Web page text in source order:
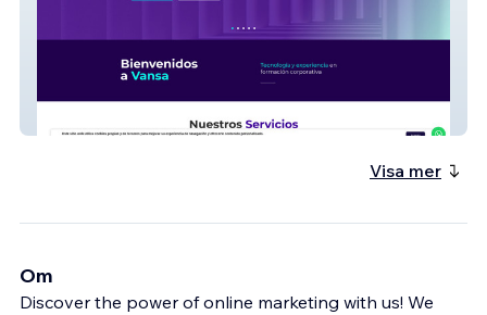
Visa mer
Om
Discover the power of online marketing with us! We